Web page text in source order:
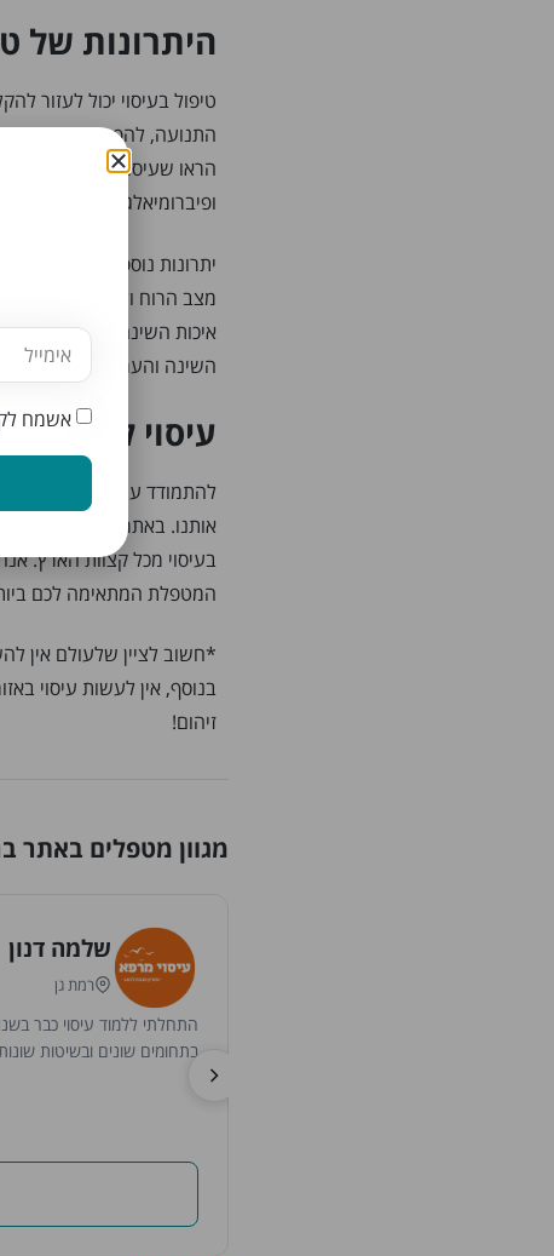
היתרונות של
טיפול בעיסוי יכול לעזור
התנועה, להפחית מתח
הראו שעיסוי יכול גם
ופיברומיאלגיה.
יתרונות נוספים של טיפול
מצב הרוח ולהפחית את
איכות השינה על ידי גירוי
השינה והערות.
עיסוי לטיפול
להתמודד עם כאב זו
אותנו. באתר שלנו ישנה
בעיסוי מכל קצוות הארץ.
המטפלת המתאימה לכם
*חשוב לציין שלעולם אין
בנוסף, אין לעשות עיסוי
זיהום!
מגוון מטפלים באתר
שלמה דנון
רמת גן
בתחומים שונים ובשיטות
אשמח